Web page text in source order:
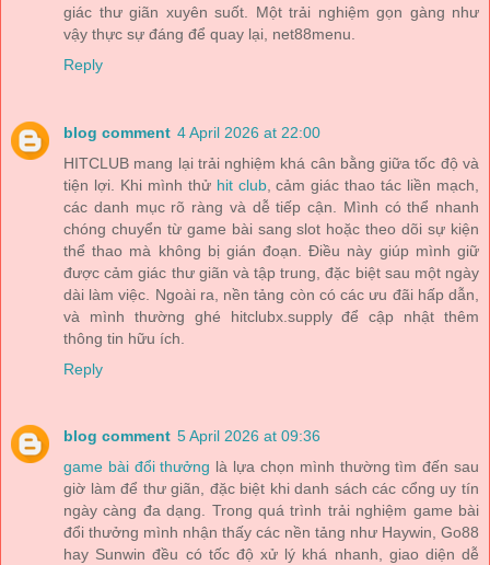
giác thư giãn xuyên suốt. Một trải nghiệm gọn gàng như
vậy thực sự đáng để quay lại, net88menu.
Reply
blog comment 4 April 2026 at 22:00
HITCLUB mang lại trải nghiệm khá cân bằng giữa tốc độ và
tiện lợi. Khi mình thử hit club, cảm giác thao tác liền mạch,
các danh mục rõ ràng và dễ tiếp cận. Mình có thể nhanh
chóng chuyển từ game bài sang slot hoặc theo dõi sự kiện
thể thao mà không bị gián đoạn. Điều này giúp mình giữ
được cảm giác thư giãn và tập trung, đặc biệt sau một ngày
dài làm việc. Ngoài ra, nền tảng còn có các ưu đãi hấp dẫn,
và mình thường ghé hitclubx.supply để cập nhật thêm
thông tin hữu ích.
Reply
blog comment 5 April 2026 at 09:36
game bài đổi thưởng là lựa chọn mình thường tìm đến sau
giờ làm để thư giãn, đặc biệt khi danh sách các cổng uy tín
ngày càng đa dạng. Trong quá trình trải nghiệm game bài
đổi thưởng mình nhận thấy các nền tảng như Haywin, Go88
hay Sunwin đều có tốc độ xử lý khá nhanh, giao diện dễ